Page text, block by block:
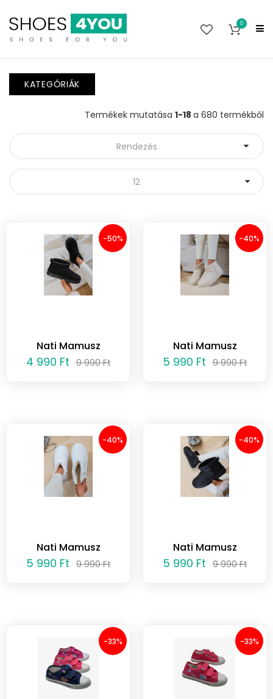
0
KATEGÓRIÁK
Termékek mutatása 1-18 a 680 termékből
Rendezés
12
-50%
Nati Mamusz
4 990 Ft 9 990 Ft
-40%
Nati Mamusz
5 990 Ft 9 990 Ft
-40%
Nati Mamusz
5 990 Ft 9 990 Ft
-40%
Nati Mamusz
5 990 Ft 9 990 Ft
-33% -33%